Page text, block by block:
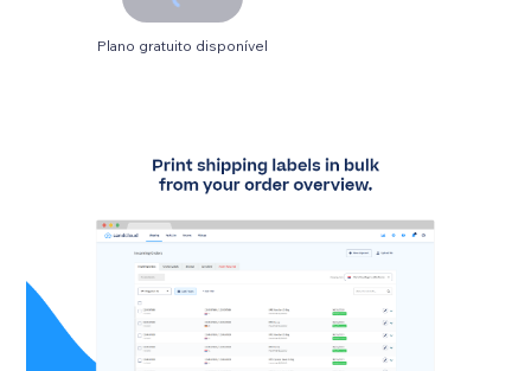
Plano gratuito disponível